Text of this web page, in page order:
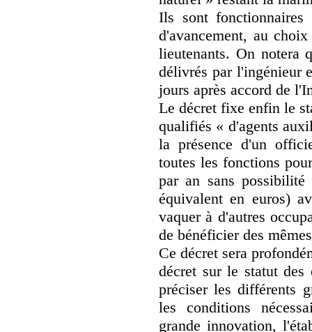
Ils sont
d'avancement, au
lieutenants. On notera
délivrés par l'ingénieur
jours après accord de
Le décret fixe enfin le
qualifiés « d'agents
la présence d'un
toutes les fonctions
par an sans
équivalent en euros)
vaquer à d'autres
de bénéficier des
Ce décret sera
décret sur le statut
préciser les différents
les conditions
grande innovation,